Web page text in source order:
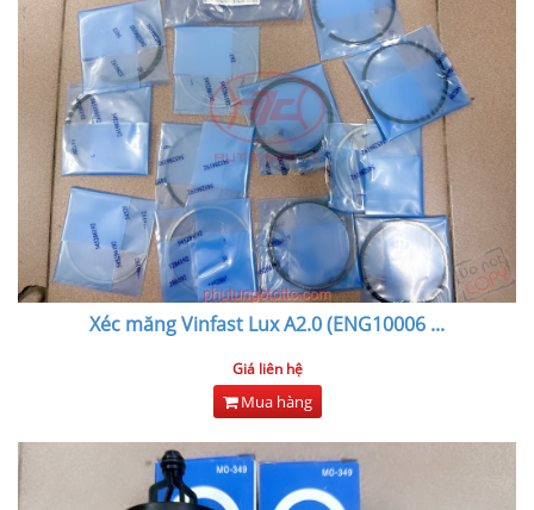
Xéc măng Vinfast Lux A2.0 (ENG10006 ...
Giá liên hệ
Mua hàng